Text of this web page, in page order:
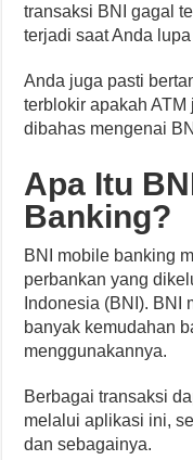
transaksi BNI gagal
terjadi saat Anda
Anda juga pasti
terblokir apakah
dibahas mengenai
Apa Itu
Banking?
BNI mobile banking
perbankan yang
Indonesia (BNI). BNI
banyak kemudahan
menggunakannya.
Berbagai transaksi
melalui aplikasi ini,
dan sebagainya.